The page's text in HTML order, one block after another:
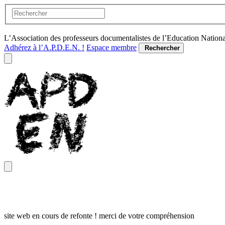
L’Association des professeurs documentalistes de l’Education
Adhérez à l’A.P.D.E.N. ! Espace membre Rechercher
site web en cours de refonte ! merci de votre compréhension